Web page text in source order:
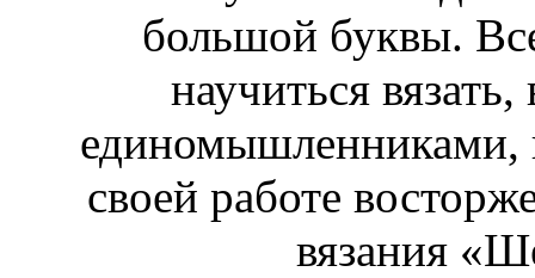
большой буквы.
научиться
единомышленниками,
своей работе
вязания